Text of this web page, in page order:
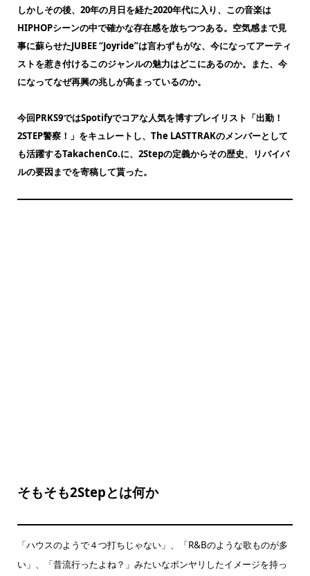
しかしその後、20年の月日を経た2020年代に入り、この音楽は
HIPHOPシーンの中で確かな存在感を放ちつつある。空気感まで見
事に蘇らせたJUBEE “Joyride”は言わずもがな、今になってアーティ
ストを惹き付けるこのジャンルの魅力はどこにあるのか。また、今
になってなぜ再興の兆しが高まっているのか。
今回PRKS9ではSpotifyでコアな人気を博すプレイリスト「出勤！
2STEP警察！」をキュレートし、The LASTTRAKのメンバーとして
も活躍するTakachenCo.に、2Stepの定義からその歴史、リバイバ
ルの要因までを寄稿して貰った。
そもそも2Stepとは何か
「ハウスのようで４つ打ちじゃない」、「R&Bのような歌ものが多
い」、「昔流行ったよね？」みたいなボンヤリしたイメージを持っ